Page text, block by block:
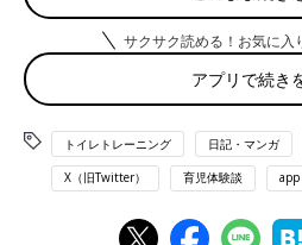
んなりとはいきませんでした……)」
『トイトレは夏！な話』 1/7
サクサク読める！お気に入
アプリで続き
トイレトレーニング 日記・マンガ
X（旧Twitter） 育児体験談 app